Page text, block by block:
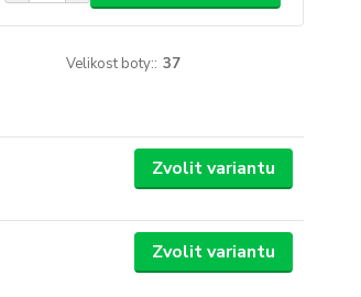
Velikost boty:: 37
Zvolit variantu
Zvolit variantu